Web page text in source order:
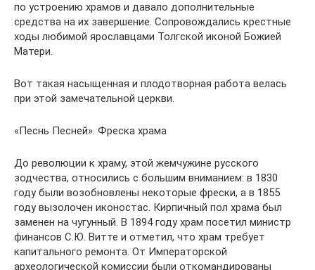
по устроению храмов и давало дополнительные
средства на их завершение. Сопровождались крестные
ходы любимой ярославцами Толгской иконой Божией
Матери.
Вот такая насыщенная и плодотворная работа велась
при этой замечательной церкви.
«Песнь Песней». Фреска храма
До революции к храму, этой жемчужине русского
зодчества, относились с большим вниманием: в 1830
году были возобновлены некоторые фрески, а в 1855
году вызолочен иконостас. Кирпичный пол храма был
заменен на чугунный. В 1894 году храм посетил министр
финансов С.Ю. Витте и отметил, что храм требует
капитального ремонта. От Императорской
археологической комиссии были откомандированы